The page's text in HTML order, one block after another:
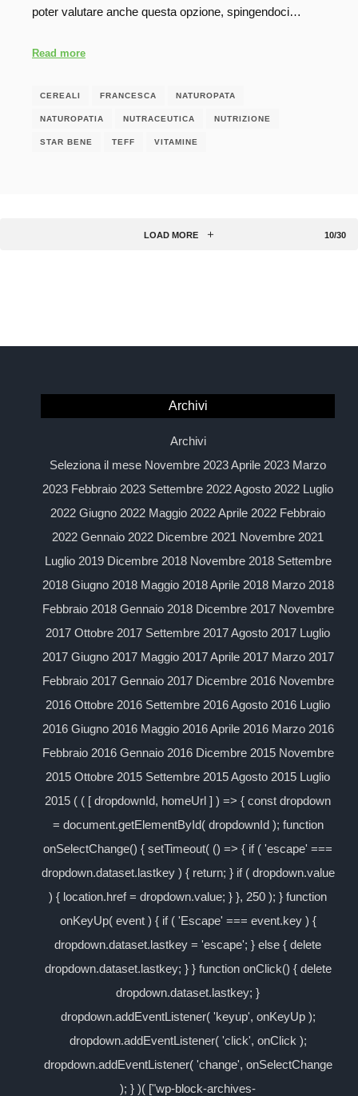
poter valutare anche questa opzione, spingendoci…
Read more
CEREALI FRANCESCA NATUROPATA
NATUROPATIA NUTRACEUTICA NUTRIZIONE
STAR BENE TEFF VITAMINE
LOAD MORE 10/30
Archivi
Archivi
Seleziona il mese Novembre 2023 Aprile 2023 Marzo
2023 Febbraio 2023 Settembre 2022 Agosto 2022 Luglio
2022 Giugno 2022 Maggio 2022 Aprile 2022 Febbraio
2022 Gennaio 2022 Dicembre 2021 Novembre 2021
Luglio 2019 Dicembre 2018 Novembre 2018 Settembre
2018 Giugno 2018 Maggio 2018 Aprile 2018 Marzo 2018
Febbraio 2018 Gennaio 2018 Dicembre 2017 Novembre
2017 Ottobre 2017 Settembre 2017 Agosto 2017 Luglio
2017 Giugno 2017 Maggio 2017 Aprile 2017 Marzo 2017
Febbraio 2017 Gennaio 2017 Dicembre 2016 Novembre
2016 Ottobre 2016 Settembre 2016 Agosto 2016 Luglio
2016 Giugno 2016 Maggio 2016 Aprile 2016 Marzo 2016
Febbraio 2016 Gennaio 2016 Dicembre 2015 Novembre
2015 Ottobre 2015 Settembre 2015 Agosto 2015 Luglio
2015 ( ( [ dropdownId, homeUrl ] ) => { const dropdown
= document.getElementById( dropdownId ); function
onSelectChange() { setTimeout( () => { if ( 'escape' ===
dropdown.dataset.lastkey ) { return; } if ( dropdown.value
) { location.href = dropdown.value; } }, 250 ); } function
onKeyUp( event ) { if ( 'Escape' === event.key ) {
dropdown.dataset.lastkey = 'escape'; } else { delete
dropdown.dataset.lastkey; } } function onClick() { delete
dropdown.dataset.lastkey; }
dropdown.addEventListener( 'keyup', onKeyUp );
dropdown.addEventListener( 'click', onClick );
dropdown.addEventListener( 'change', onSelectChange
); } )( ["wp-block-archives-